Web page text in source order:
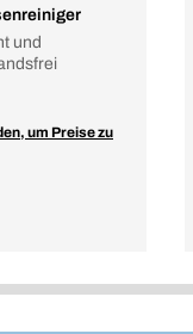
und
um Preise zu